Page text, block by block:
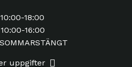
18:00
16:00
uppgifter